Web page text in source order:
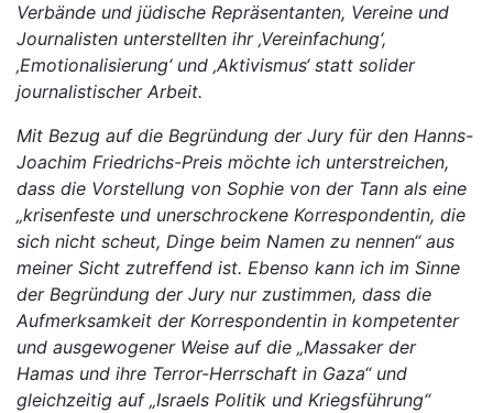
Verbände und jüdische Repräsentanten, Vereine und
Journalisten unterstellten ihr ‚Vereinfachung‘,
‚Emotionalisierung‘ und ‚Aktivismus‘ statt solider
journalistischer Arbeit.
Mit Bezug auf die Begründung der Jury für den Hanns-
Joachim Friedrichs-Preis möchte ich unterstreichen,
dass die Vorstellung von Sophie von der Tann als eine
„krisenfeste und unerschrockene Korrespondentin, die
sich nicht scheut, Dinge beim Namen zu nennen“ aus
meiner Sicht zutreffend ist. Ebenso kann ich im Sinne
der Begründung der Jury nur zustimmen, dass die
Aufmerksamkeit der Korrespondentin in kompetenter
und ausgewogener Weise auf die „Massaker der
Hamas und ihre Terror-Herrschaft in Gaza“ und
gleichzeitig auf „Israels Politik und Kriegsführung“